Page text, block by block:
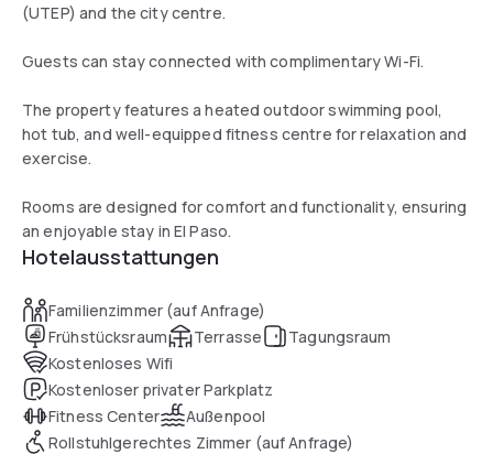
(UTEP) and the city centre.
Guests can stay connected with complimentary Wi-Fi.
The property features a heated outdoor swimming pool,
hot tub, and well-equipped fitness centre for relaxation and
exercise.
Rooms are designed for comfort and functionality, ensuring
an enjoyable stay in El Paso.
Hotelausstattungen
Familienzimmer (auf Anfrage)
Frühstücksraum
Terrasse
Tagungsraum
Kostenloses Wifi
Kostenloser privater Parkplatz
Fitness Center
Außenpool
Rollstuhlgerechtes Zimmer (auf Anfrage)